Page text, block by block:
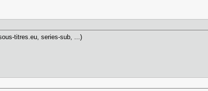
titres.eu, series-sub, ...)